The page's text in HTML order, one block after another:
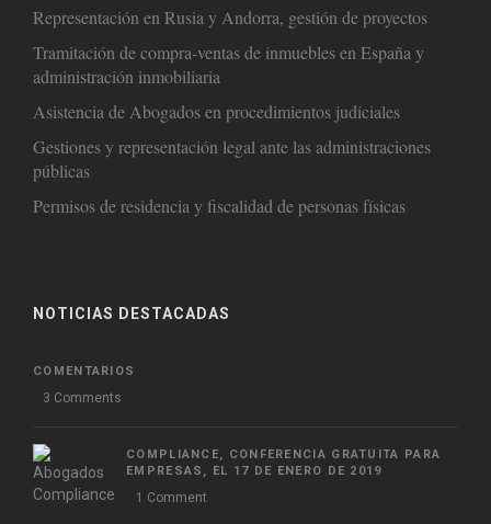
Representación en Rusia y Andorra, gestión de proyectos
Tramitación de compra-ventas de inmuebles en España y
administración inmobiliaria
Asistencia de Abogados en procedimientos judiciales
Gestiones y representación legal ante las administraciones
públicas
Permisos de residencia y fiscalidad de personas físicas
NOTICIAS DESTACADAS
COMENTARIOS
3 Comments
COMPLIANCE, CONFERENCIA GRATUITA PARA
EMPRESAS, EL 17 DE ENERO DE 2019
1 Comment